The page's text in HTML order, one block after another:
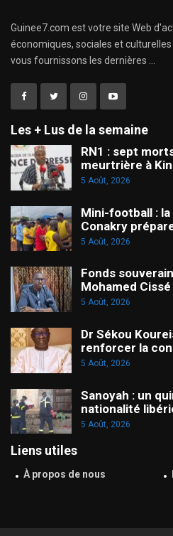
Guinee7.com est votre site Web
économiques, sociales et culturelles
vous fournissons les dernières ...
Les + Lus de la semaine
RN1 : sept
meurtrière à
5 Août, 2026
Mini-football :
Conakry
5 Août, 2026
Fonds
Mohamed
5 Août, 2026
Dr Sékou
renforcer la
5 Août, 2026
Sanoyah : un
nationalité
5 Août, 2026
Liens utiles
À propos de nous